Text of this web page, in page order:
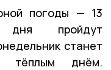
погоды — 13
пройдут
станет
тёплым днём.